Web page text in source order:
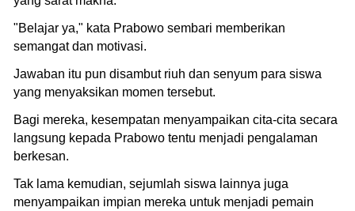
"Belajar ya," kata Prabowo sembari memberikan
semangat dan motivasi.
Jawaban itu pun disambut riuh dan senyum para siswa
yang menyaksikan momen tersebut.
Bagi mereka, kesempatan menyampaikan cita-cita secara
langsung kepada Prabowo tentu menjadi pengalaman
berkesan.
Tak lama kemudian, sejumlah siswa lainnya juga
menyampaikan impian mereka untuk menjadi pemain